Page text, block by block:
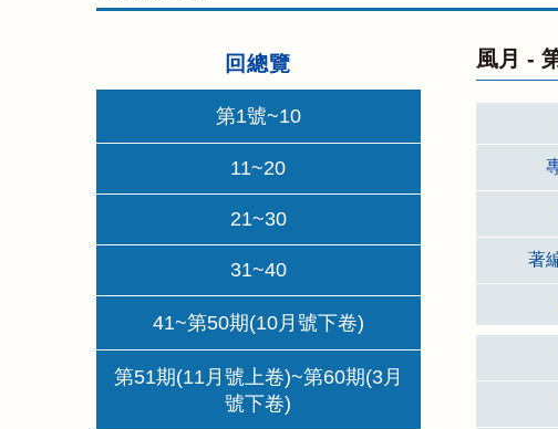
回總覽
第1號~10
11~20
21~30
31~40
41~第50期(10月號下卷)
第51期(11月號上卷)~第60期(3月
號下卷)
風月 -
著